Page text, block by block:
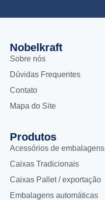
Nobelkraft
Sobre nós
Dúvidas Frequentes
Contato
Mapa do Site
Produtos
Acessórios de embalagens
Caixas Tradicionais
Caixas Pallet / exportação
Embalagens automáticas